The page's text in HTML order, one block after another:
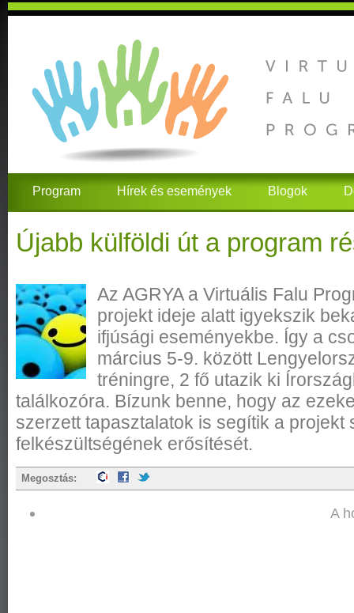
Program Hírek és események Blogok
Újabb külföldi út a program
Az AGRYA a Virtuális Falu
projekt ideje alatt igyekszik
ifjúsági eseményekbe. Így a
március 5-9. között
tréningre, 2 fő utazik ki
találkozóra. Bízunk benne, hogy az
szerzett tapasztalatok is segítik a projekt
felkészültségének erősítését.
Megosztás:
A